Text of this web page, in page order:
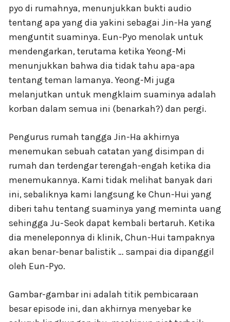
pyo di rumahnya, menunjukkan bukti audio
tentang apa yang dia yakini sebagai Jin-Ha yang
menguntit suaminya. Eun-Pyo menolak untuk
mendengarkan, terutama ketika Yeong-Mi
menunjukkan bahwa dia tidak tahu apa-apa
tentang teman lamanya. Yeong-Mi juga
melanjutkan untuk mengklaim suaminya adalah
korban dalam semua ini (benarkah?) dan pergi.
Pengurus rumah tangga Jin-Ha akhirnya
menemukan sebuah catatan yang disimpan di
rumah dan terdengar terengah-engah ketika dia
menemukannya. Kami tidak melihat banyak dari
ini, sebaliknya kami langsung ke Chun-Hui yang
diberi tahu tentang suaminya yang meminta uang
sehingga Ju-Seok dapat kembali bertaruh. Ketika
dia meneleponnya di klinik, Chun-Hui tampaknya
akan benar-benar balistik … sampai dia dipanggil
oleh Eun-Pyo.
Gambar-gambar ini adalah titik pembicaraan
besar episode ini, dan akhirnya menyebar ke